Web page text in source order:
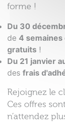
forme !
Du 30
de 4
gratuits !
Du 21 janvier
des frais
Rejoignez le
Ces offres
n’attendez